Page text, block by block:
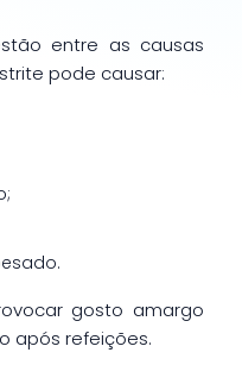
entre as causas
pode causar:
gosto amargo
após refeições.